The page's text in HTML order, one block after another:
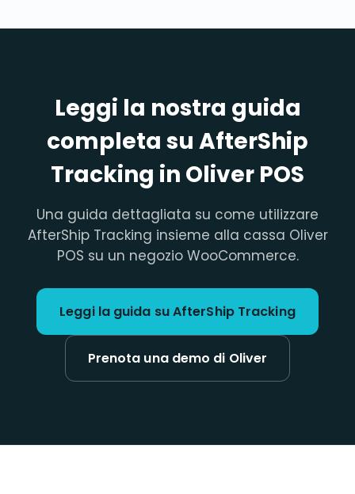
Leggi la nostra guida
completa su AfterShip
Tracking in Oliver POS
Una guida dettagliata su come utilizzare
AfterShip Tracking insieme alla cassa Oliver
POS su un negozio WooCommerce.
Leggi la guida su AfterShip Tracking
Prenota una demo di Oliver